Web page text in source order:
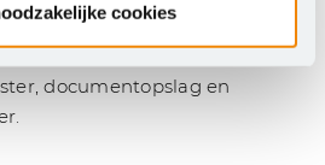
cookies
documentopslag en